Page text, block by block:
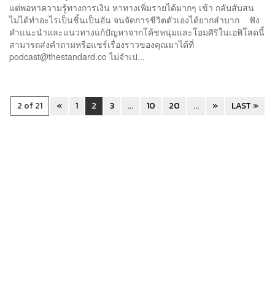
แต่พอหาความรู้ทางการเงิน หาทางเพิ่มรายได้มากๆ เข้า กลับสับสน
ไม่ได้ทำอะไรเป็นชิ้นเป็นอัน จนจัดการชีวิตตัวเองได้ยากลำบาก ฟัง
คำแนะนำและแนวทางแก้ปัญหาจากโค้ชหนุ่มและโอมศิริในเอพิโสดนี้
สามารถส่งคำถามหรือแชร์เรื่องราวของคุณมาได้ที่
podcast@thestandard.co ไม่จำเป...
2 of 21 « 1 2 3 ... 10 20 ... » LAST »